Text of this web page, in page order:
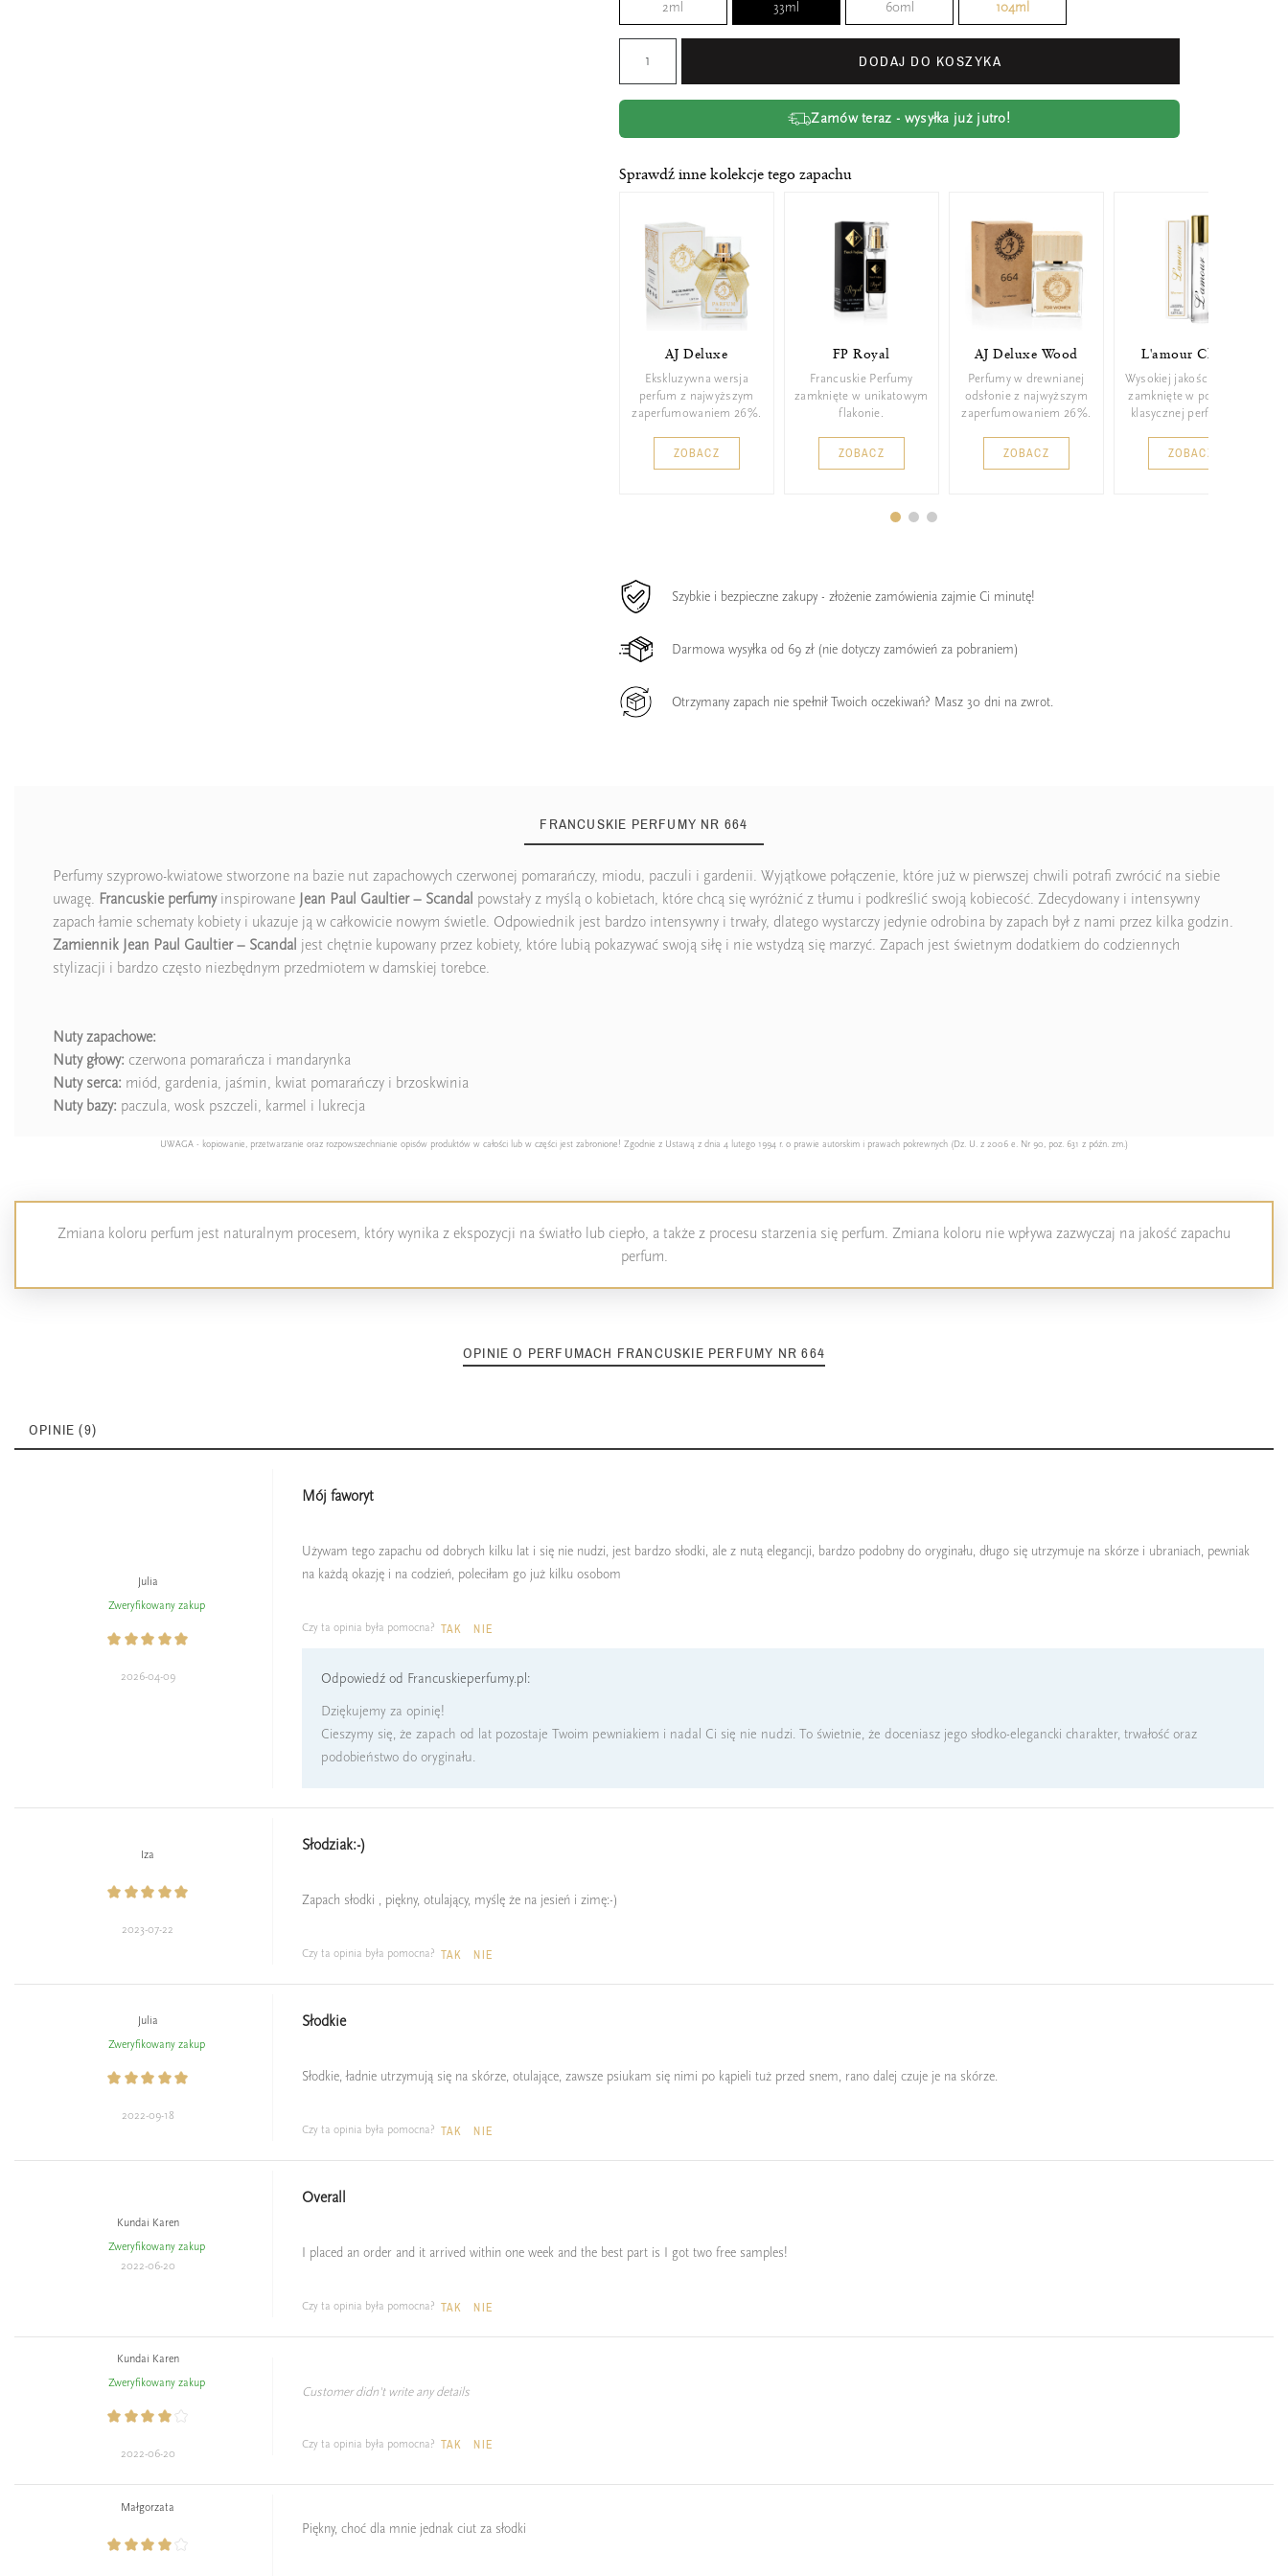
2ml 33ml 60ml 104ml
DODAJ DO KOSZYKA
Zamów teraz - wysyłka już jutro!
Sprawdź inne kolekcje tego zapachu
AJ Deluxe
Ekskluzywna wersja
perfum z najwyższym
zaperfumowaniem 26%.
ZOBACZ
FP Royal
Francuskie Perfumy
zamknięte w unikatowym
flakonie.
ZOBACZ
AJ Deluxe Wood
Perfumy w drewnianej
odsłonie z najwyższym
zaperfumowaniem 26%.
ZOBACZ
L'amour Classic
Wysokiej jakości perfumy
zamknięte w poręcznej,
klasycznej perfumetce.
ZOBACZ
Szybkie i bezpieczne zakupy - złożenie zamówienia zajmie Ci minutę!
Darmowa wysyłka od 69 zł (nie dotyczy zamówień za pobraniem)
Otrzymany zapach nie spełnił Twoich oczekiwań? Masz 30 dni na zwrot.
FRANCUSKIE PERFUMY NR 664
Perfumy szyprowo-kwiatowe stworzone na bazie nut zapachowych czerwonej pomarańczy, miodu, paczuli i gardenii. Wyjątkowe połączenie, które już w pierwszej chwili potrafi zwrócić na siebie
uwagę. Francuskie perfumyinspirowane Jean Paul Gaultier – Scandal powstały z myślą o kobietach, które chcą się wyróżnić z tłumu i podkreślić swoją kobiecość. Zdecydowany i intensywny
zapach łamie schematy kobiety i ukazuje ją w całkowicie nowym świetle. Odpowiednik jest bardzo intensywny i trwały, dlatego wystarczy jedynie odrobina by zapach był z nami przez kilka godzin.
Zamiennik Jean Paul Gaultier – Scandal jest chętnie kupowany przez kobiety, które lubią pokazywać swoją siłę i nie wstydzą się marzyć. Zapach jest świetnym dodatkiem do codziennych
stylizacji i bardzo często niezbędnym przedmiotem w damskiej torebce.
Nuty zapachowe:
Nuty głowy: czerwona pomarańcza i mandarynka
Nuty serca: miód, gardenia, jaśmin, kwiat pomarańczy i brzoskwinia
Nuty bazy: paczula, wosk pszczeli, karmel i lukrecja
UWAGA - kopiowanie, przetwarzanie oraz rozpowszechnianie opisów produktów w całości lub w części jest zabronione! Zgodnie z Ustawą z dnia 4 lutego 1994 r. o prawie autorskim i prawach pokrewnych (Dz. U. z 2006 e. Nr 90, poz. 631 z późn. zm.)
Zmiana koloru perfum jest naturalnym procesem, który wynika z ekspozycji na światło lub ciepło, a także z procesu starzenia się perfum. Zmiana koloru nie wpływa zazwyczaj na jakość zapachu
perfum.
OPINIE O PERFUMACH FRANCUSKIE PERFUMY NR 664
OPINIE (9)
Julia
Zweryfikowany zakup
2026-04-09
Mój faworyt
Używam tego zapachu od dobrych kilku lat i się nie nudzi, jest bardzo słodki, ale z nutą elegancji, bardzo podobny do oryginału, długo się utrzymuje na skórze i ubraniach, pewniak
na każdą okazję i na codzień, poleciłam go już kilku osobom
Czy ta opinia była pomocna? TAK NIE
Odpowiedź od Francuskieperfumy.pl:
Dziękujemy za opinię!
Cieszymy się, że zapach od lat pozostaje Twoim pewniakiem i nadal Ci się nie nudzi. To świetnie, że doceniasz jego słodko-elegancki charakter, trwałość oraz
podobieństwo do oryginału.
Iza
2023-07-22
Słodziak:-)
Zapach słodki , piękny, otulający, myślę że na jesień i zimę:-)
Czy ta opinia była pomocna? TAK NIE
Julia
Zweryfikowany zakup
2022-09-18
Słodkie
Słodkie, ładnie utrzymują się na skórze, otulające, zawsze psiukam się nimi po kąpieli tuż przed snem, rano dalej czuje je na skórze.
Czy ta opinia była pomocna? TAK NIE
Kundai Karen
Zweryfikowany zakup
2022-06-20
Overall
I placed an order and it arrived within one week and the best part is I got two free samples!
Czy ta opinia była pomocna? TAK NIE
Kundai Karen
Zweryfikowany zakup
2022-06-20
Customer didn't write any details
Czy ta opinia była pomocna? TAK NIE
Małgorzata
Piękny, choć dla mnie jednak ciut za słodki